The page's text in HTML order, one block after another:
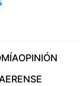
OPINIÓN